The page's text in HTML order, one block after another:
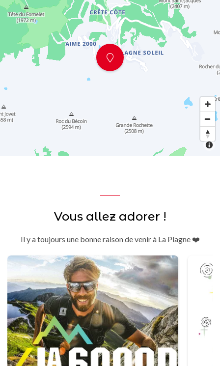
Vous allez adorer !
Il y a toujours une bonne raison de venir à La Plagne ❤️